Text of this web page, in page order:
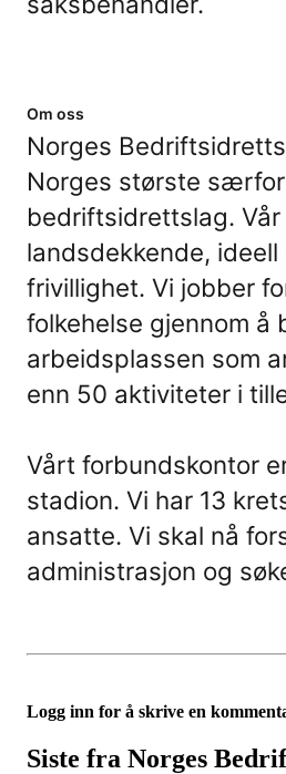
Om oss
Norges
Norges største
bedriftsidrettslag.
landsdekkende,
frivillighet. Vi jobber
folkehelse gjennom å
arbeidsplassen som
enn 50 aktiviteter i
Vårt forbundskontor
stadion. Vi har 13
ansatte. Vi skal nå
administrasjon og
Logg inn for å skrive en
Siste fra Norges